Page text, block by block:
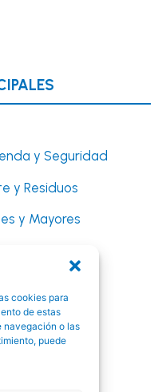
cookies para
de estas
navegación o las
puede
y Seguridad
y Residuos
y Mayores
y Educación